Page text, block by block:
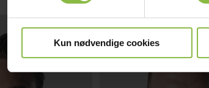
Kun nødvendige cookies